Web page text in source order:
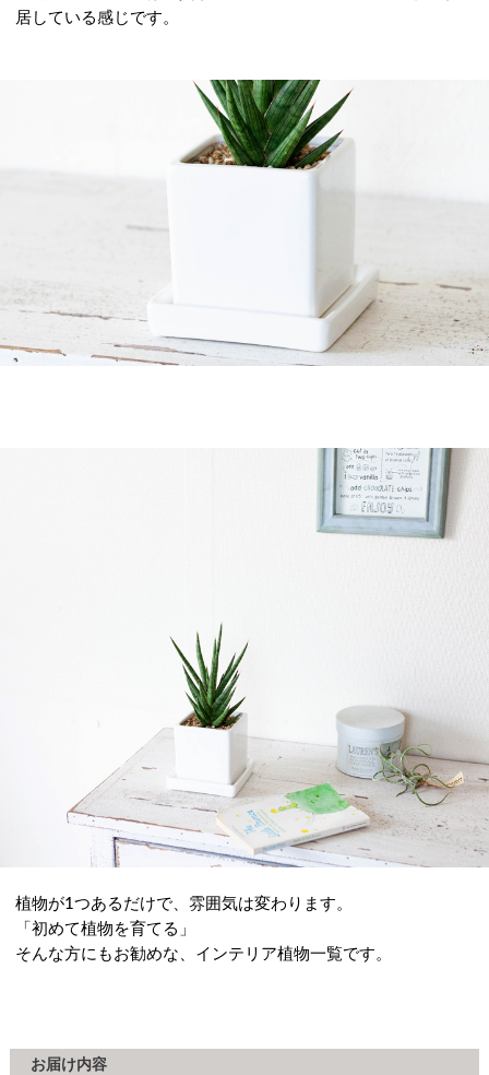
居している感じです。
植物が1つあるだけで、雰囲気は変わります。
「初めて植物を育てる」
そんな方にもお勧めな、インテリア植物一覧です。
お届け内容